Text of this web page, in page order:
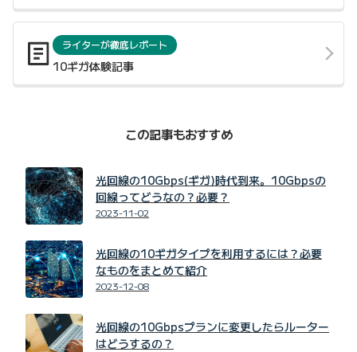
ライターが徹底レポート
10ギガ体験記事
この記事もおすすめ
光回線の10Gbps(ギガ)時代到来。10Gbpsの
回線ってどうなの？必要？
2023-11-02
光回線の10ギガタイプを利用するには？必要
なものをまとめて紹介
2023-12-08
光回線の10Gbpsプランに変更したらルーター
はどうするの？